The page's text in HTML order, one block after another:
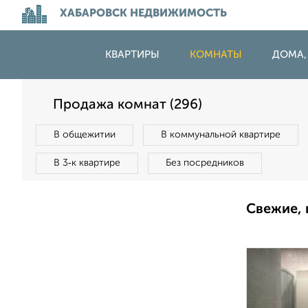
ХАБАРОВСК НЕДВИЖИМОСТЬ
КВАРТИРЫ КОМНАТЫ ДОМА,
Продажа комнат (296)
В общежитии В коммунальной квартире
В 3‑к квартире Без посредников
Свежие,